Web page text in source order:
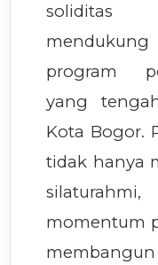
program
yang
Kota Bogor.
tidak hanya
momentum